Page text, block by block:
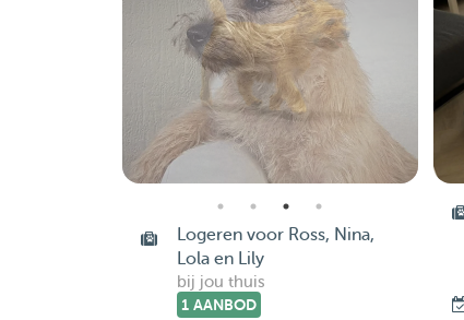
Logeren voor Ross, Nina,
Lola en Lily
bij jou thuis
1 AANBOD